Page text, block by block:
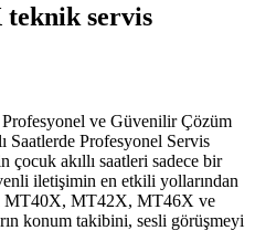
servis
ve Güvenilir Çözüm
Saatlerde Profesyonel Servis
akıllı saatleri sadece bir
iletişimin en etkili yollarından
MT40X, MT42X, MT46X ve
konum takibini, sesli görüşmeyi